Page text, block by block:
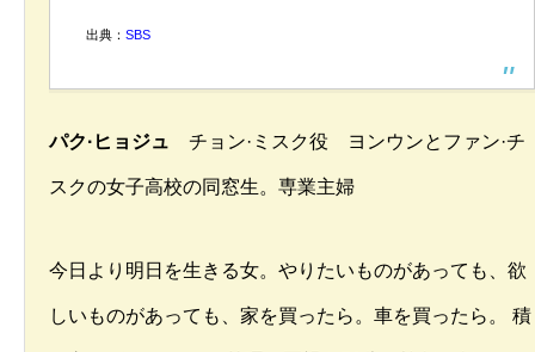
出典： SBS
パク·ヒョジュ チョン·ミスク役 ヨンウンとファン·チ
スクの女子高校の同窓生。専業主婦
今日より明日を生きる女。やりたいものがあっても、欲
しいものがあっても、家を買ったら。車を買ったら。 積